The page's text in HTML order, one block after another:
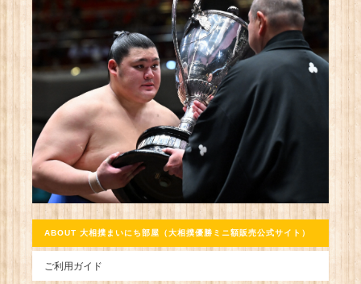
ABOUT 大相撲まいにち部屋（大相撲優勝ミニ額販売公式サイト）
ご利用ガイド